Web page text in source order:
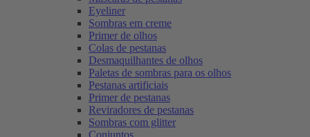
Eyeliner
Sombras em creme
Primer de olhos
Colas de pestanas
Desmaquilhantes de olhos
Paletas de sombras para os olhos
Pestanas artificiais
Primer de pestanas
Reviradores de pestanas
Sombras com glitter
Conjuntos